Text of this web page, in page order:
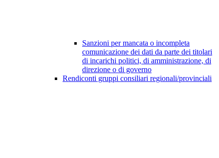
Sanzioni per mancata o incompleta
comunicazione dei dati da parte dei titolari
di incarichi politici, di amministrazione, di
direzione o di governo
Rendiconti gruppi consiliari regionali/provinciali